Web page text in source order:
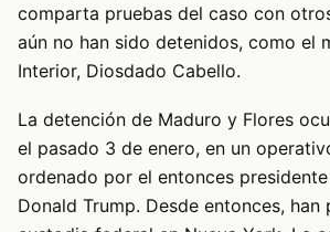
comparta pruebas del caso con
aún no han sido detenidos, como el
Interior, Diosdado Cabello.
La detención de Maduro y Flores
el pasado 3 de enero, en un
ordenado por el entonces presidente
Donald Trump. Desde entonces, han